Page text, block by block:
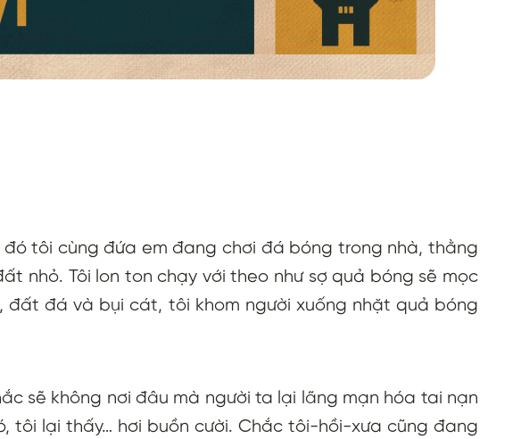
tôi cùng đứa em đang chơi đá bóng trong nhà, thằng
nhỏ. Tôi lon ton chạy với theo như sợ quả bóng sẽ mọc
đất đá và bụi cát, tôi khom người xuống nhặt quả bóng
sẽ không nơi đâu mà người ta lại lãng mạn hóa tai nạn
tôi lại thấy… hơi buồn cười. Chắc tôi-hồi-xưa cũng đang